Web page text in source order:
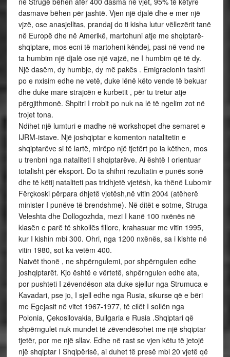
dasmave bëhen për jashtë. Vjen një djalë dhe e mer një
vjzë, ose anasjelltas, prandaj do ti kisha lutur vëllezërit tanë
në Europë dhe në Amerikë, martohuni atje me shqiptarë-
shqiptare, mos ecni të martoheni këndej, pasi në vend ne
ta humbim një djalë ose një vajzë, ne I humbim që të dy.
Një dasëm, dy humbje, dy më pakës . Emigracionin tashti
po e nxisim edhe ne vetë, duke lënë këto vende të bekuar
dhe duke mare strajcën e kurbetit , për tu tretur atje
përgjithmonë. Shpitri I rrobit po nuk na lë të ngelim zot në
trojet tona.
Ndihet një lumturi e madhe në workshopet dhe semaret e
IJRM-istave. Një joshqiptar e komenton natalitetin e
shqiptarëve si të lartë, mirëpo një tjetërt po ia këthen, mos
u trenbni nga nataliteti I shqiptarëve. Ai është I orientuar
totalisht për eksport. Do ta shihni rezultatin e punës sonë
dhe të këtij nataliteti pas tridhjetë vjetësh, ka thënë Lubomir
Fërçkoski përpara dhjetë vjetësh,në vitin 2004 (atëherë
minister I punëve të brendshme). Në ditët e sotme, Struga
Veleshta dhe Dollogozhda, mezi I kanë 100 nxënës në
klasën e parë të shkollës fillore, krahasuar me vitin 1995,
kur I kishin mbi 300. Ohri, nga 1200 nxënës, sa i kishte në
vitin 1980, sot ka vetëm 400.
Naivët thonë , ne shpërngulemi, por shpërngulen edhe
joshqiptarët. Kjo është e vërtetë, shpërngulen edhe ata,
por pushteti I zëvendëson ata duke sjellur nga Strumuca e
Kavadari, pse jo, I sjell edhe nga Rusia, sikurse që e bëri
me Egejasit në vitet 1967-1977, të cilët I sollën nga
Polonia, Çekosllovakia, Bullgaria e Rusia .Shqiptari që
shpërngulet nuk mundet të zëvendësohet me një shqiptar
tjetër, por me një sllav. Edhe në rast se vjen këtu të jetojë
një shqiptar I Shqipërisë, ai duhet të presë mbi 20 vjetë që